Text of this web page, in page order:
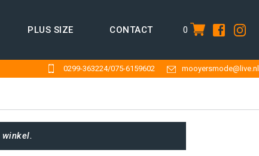
0 item
PLUS SIZE CONTACT
0299-363224/075-6159602 mooyersmode@live.nl
winkel.